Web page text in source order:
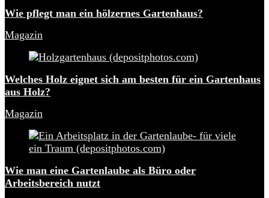
Wie pflegt man ein hölzernes Gartenhaus?
Magazin
Welches Holz eignet sich am besten für ein Gartenhaus
aus Holz?
Magazin
Wie man eine Gartenlaube als Büro oder
Arbeitsbereich nutzt